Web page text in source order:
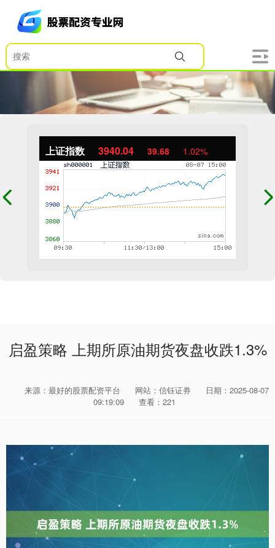
上证指数 3940.04 39.68 1.02%
启盈策略 上期所原油期货夜盘收跌1.3%
来源：最好的股票配资平台 网站：信钰证券
日期：2025-08-07
09:19:09
查看：221